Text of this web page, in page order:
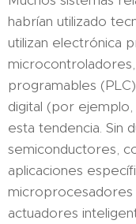
habrían utilizado
utilizan electrónica
programables
digital (por
esta tendencia. Sin
semiconductores,
aplicaciones
microprocesadores
actuadores